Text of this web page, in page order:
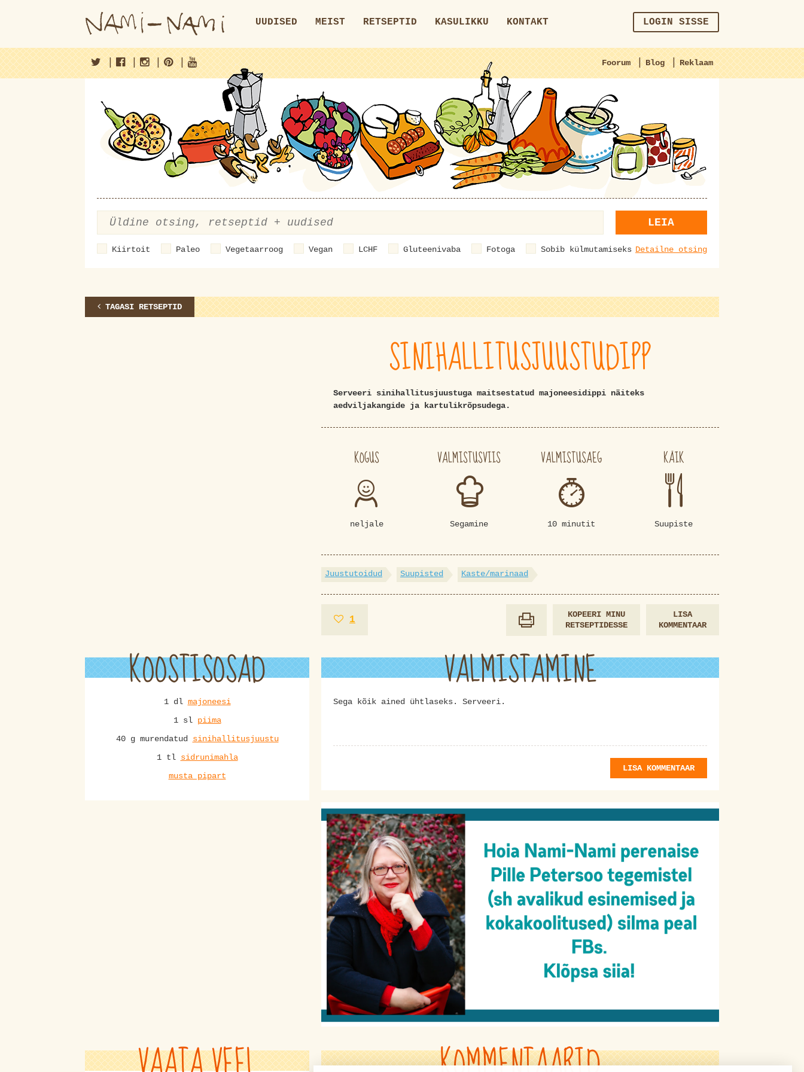
UUDISED MEIST RETSEPTID KASULIKKU KONTAKT LOGIN SISSE
Foorum | Blog | Reklaam
| | | |
LEIA
Kiirtoit Paleo Vegetaarroog Vegan LCHF Gluteenivaba Fotoga Sobib külmutamiseks Detailne otsing
TAGASI RETSEPTID
SINIHALLITUSJUUSTUDIPP
Serveeri sinihallitusjuustuga maitsestatud majoneesidippi näiteks
aedviljakangide ja kartulikrõpsudega.
KOGUS
neljale
VALMISTUSVIIS
Segamine
VALMISTUSAEG
10 minutit
KÄIK
Suupiste
Juustutoidud Suupisted Kaste/marinaad
1
LISA
KOMMENTAAR
KOPEERI MINU
RETSEPTIDESSE
KOOSTISOSAD
1 dl majoneesi
1 sl piima
40 g murendatud sinihallitusjuustu
1 tl sidrunimahla
musta pipart
VALMISTAMINE
Sega kõik ained ühtlaseks. Serveeri.
LISA KOMMENTAAR